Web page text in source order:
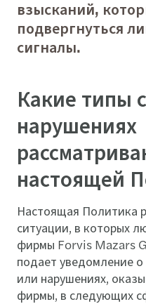
взысканий,
подвергнуться
сигналы.
Какие типы
нарушениях
настоящей
Настоящая Политика
ситуации, в которых
фирмы Forvis Mazars
подает уведомление
или нарушениях,
фирмы, в следующих